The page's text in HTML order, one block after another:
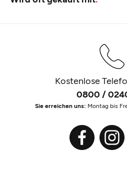
Kostenlose
0800 /
Sie erreichen uns: Montag bis